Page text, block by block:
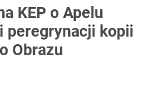
KEP o Apelu
peregrynacji kopii
Obrazu